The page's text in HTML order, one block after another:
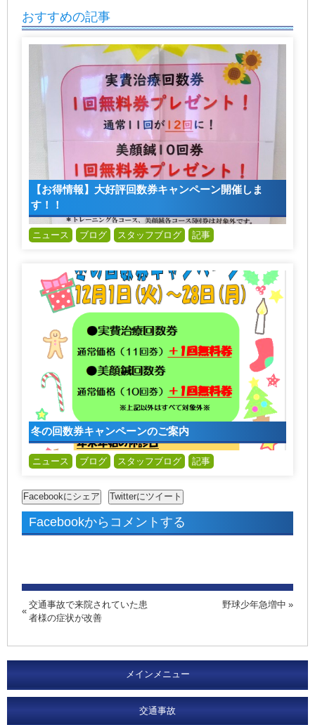
おすすめの記事
【お得情報】大好評回数券キャンペーン開催しま
す！！
ニュース ブログ スタッフブログ 記事
冬の回数券キャンペーンのご案内
ニュース ブログ スタッフブログ 記事
Facebookからコメントする
交通事故で来院されていた患
者様の症状が改善
野球少年急増中
メインメニュー
交通事故